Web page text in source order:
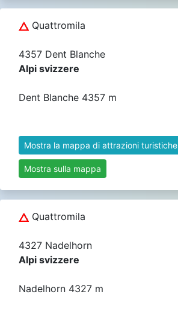
Quattromila
4357 Dent Blanche
Alpi svizzere
Dent Blanche 4357 m
Mostra la mappa di attrazioni turistiche
Mostra sulla mappa
Quattromila
4327 Nadelhorn
Alpi svizzere
Nadelhorn 4327 m